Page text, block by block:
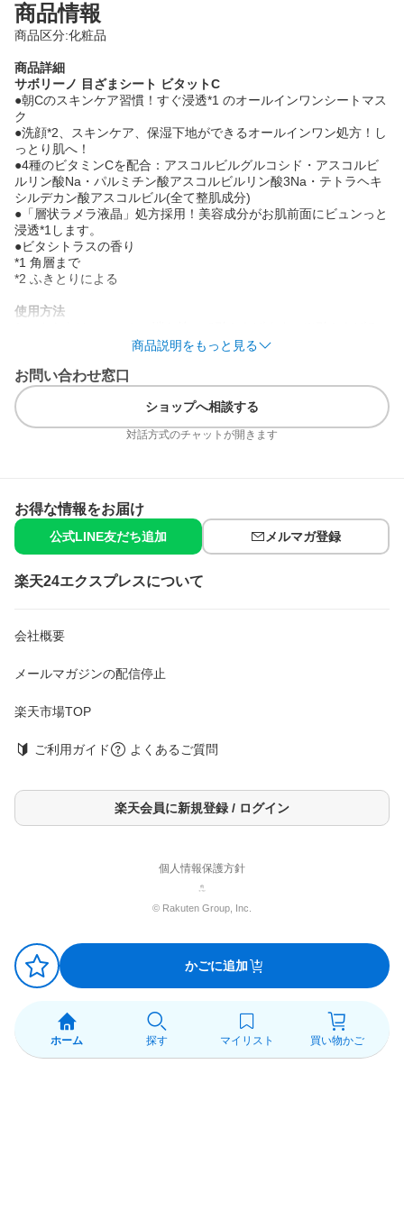
商品情報
商品区分:化粧品
商品詳細
サボリーノ 目ざまシート ビタットC
●朝Cのスキンケア習慣！すぐ浸透*1 のオールインワンシートマス
ク
●洗顔*2、スキンケア、保湿下地ができるオールインワン処方！し
っとり肌へ！
●4種のビタミンCを配合：アスコルビルグルコシド・アスコルビ
ルリン酸Na・パルミチン酸アスコルビルリン酸3Na・テトラヘキ
シルデカン酸アスコルビル(全て整肌成分)
●「層状ラメラ液晶」処方採用！美容成分がお肌前面にビュンっと
浸透*1します。
●ビタシトラスの香り
*1 角層まで
*2 ふきとりによる
使用方法
際、強い力で引っ張らないでください。
ットさせて60秒おきます。
3.マスクをはがして完了！ 折りたたんで バッティングやふきとり
もオススメです。なじませた後はそのままメイクをしていただけ
ます。
デカン酸アスコルビル、トコフェロール、パルミチン酸アスコル
ビルリン酸3Na、ヒアルロン酸Na、リンゴ酸、加水分解水添デン
プン、水溶性コラーゲン、PEG-60水添ヒマシ油、PPG-4セテ
ス-20、(アクリレーツ／アクリル酸アルキル(C10-30))クロスポリ
マー、キサンタンガム、クエン酸、クエン酸Na、ジメチコン、ス
テアリン酸グリセリル、トリ(カプリル酸／カプリン酸)グリセリ
コール、フェノキシエタノール、エチルパラベン、メチルパラベ
・開封後、透明のシートと内フタは破棄し、できるだけ早めにご
保管してください。
・衛生上、一度使用したマスクの再使用はおやめください。
・マスクは水に溶けませんので、洗面所・水洗トイレ等に流さな
・目のまわりと唇のまわりをさけてお使いください。
・お肌に異常が生じていないかよく注意して使用してください。
等の異常があらわれた場合は、ご使用をおやめください。続けて
ご使用になりますと悪化させることがあります。
・乳幼児の手の届かないところに保管してください。
・極端に高温又は低温の場所、直射日光のあたる場所には保管し
・目に入らないようご注意ください。入った場合は、こすらずに
すぐに洗い流してください。目に異物感が残る場合は、眼科医に
ご相談ください。
商品説明をもっと見る
お問い合わせ窓口
ショップへ相談する
対話方式のチャットが開きます
お得な情報をお届け
公式LINE友だち追加 メルマガ登録
楽天24エクスプレスについて
会社概要
メールマガジンの配信停止
楽天市場TOP
ご利用ガイド よくあるご質問
楽天会員に新規登録 / ログイン
個人情報保護方針
© Rakuten Group, Inc.
かごに追加
ホーム 探す マイリスト 買い物かご